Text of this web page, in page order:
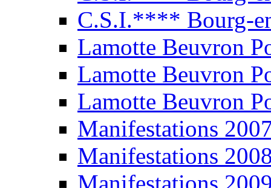
C.S.I.**** Bourg-
Lamotte Beuvron
Lamotte Beuvron
Lamotte Beuvron
Manifestations
Manifestations
Manifestations